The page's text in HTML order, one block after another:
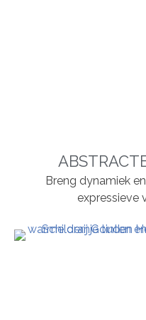
Breng dynamiek
expressieve